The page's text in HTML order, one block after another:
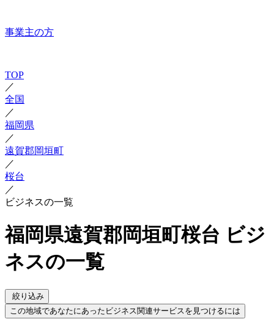
事業主の方
TOP
／
全国
／
福岡県
／
遠賀郡岡垣町
／
桜台
／
ビジネスの一覧
福岡県遠賀郡岡垣町桜台 ビジ
ネスの一覧
絞り込み
この地域であなたにあったビジネス関連サービスを見つけるには